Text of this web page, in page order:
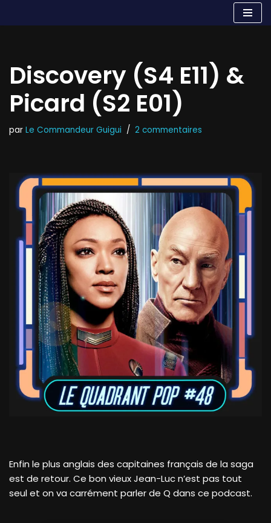
Discovery (S4 E11) &
Picard (S2 E01)
par Le Commandeur Guigui 2 commentaires
Enfin le plus anglais des capitaines français de la saga
est de retour. Ce bon vieux Jean-Luc n’est pas tout
seul et on va carrément parler de Q dans ce podcast.